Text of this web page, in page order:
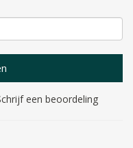
een beoordeling